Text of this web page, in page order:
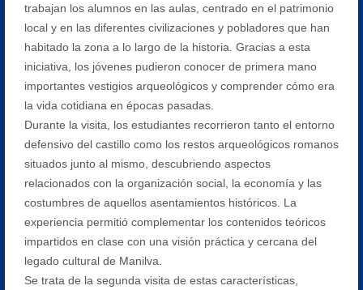
trabajan los alumnos en las aulas, centrado en el patrimonio
local y en las diferentes civilizaciones y pobladores que han
habitado la zona a lo largo de la historia. Gracias a esta
iniciativa, los jóvenes pudieron conocer de primera mano
importantes vestigios arqueológicos y comprender cómo era
la vida cotidiana en épocas pasadas.
Durante la visita, los estudiantes recorrieron tanto el entorno
defensivo del castillo como los restos arqueológicos romanos
situados junto al mismo, descubriendo aspectos
relacionados con la organización social, la economía y las
costumbres de aquellos asentamientos históricos. La
experiencia permitió complementar los contenidos teóricos
impartidos en clase con una visión práctica y cercana del
legado cultural de Manilva.
Se trata de la segunda visita de estas características,